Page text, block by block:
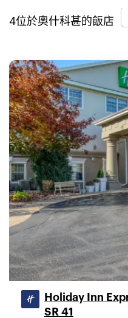
4位於奧什科甚的飯店
Holiday Inn
SR 41